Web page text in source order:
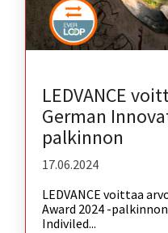
LEDVANCE
German
palkinnon
17.06.2024
LEDVANCE voittaa
Award 2024 -
Indiviled...